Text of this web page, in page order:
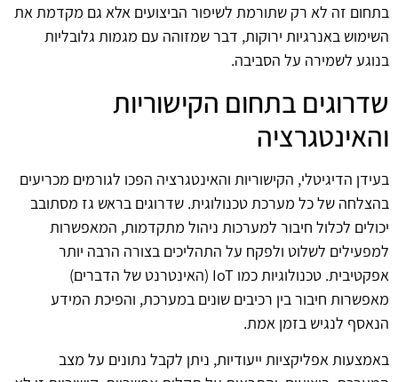
בתחום זה לא רק שתורמת לשיפור הביצועים אלא גם מקדמת את
השימוש באנרגיות ירוקות, דבר שמזוהה עם מגמות גלובליות
בנוגע לשמירה על הסביבה.
שדרוגים בתחום הקישוריות
והאינטגרציה
בעידן הדיגיטלי, הקישוריות והאינטגרציה הפכו לגורמים מכריעים
בהצלחה של כל מערכת טכנולוגית. שדרוגים בראש גז מסתובב
יכולים לכלול חיבור למערכות ניהול מתקדמות, המאפשרות
למפעילים לשלוט ולפקח על התהליכים בצורה הרבה יותר
אפקטיבית. טכנולוגיות כמו IoT (האינטרנט של הדברים)
מאפשרות חיבור בין רכיבים שונים במערכת, והפיכת המידע
הנאסף לנגיש בזמן אמת.
באמצעות אפליקציות ייעודיות, ניתן לקבל נתונים על מצב